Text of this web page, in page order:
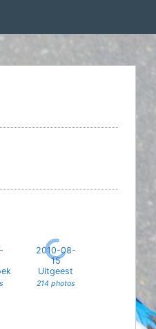
2010-08-
15
Uitgeest
214 photos